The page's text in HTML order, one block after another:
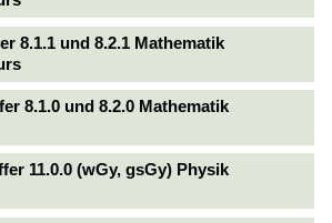
8.1.1 und 8.2.1 Mathematik
8.1.0 und 8.2.0 Mathematik
11.0.0 (wGy, gsGy) Physik